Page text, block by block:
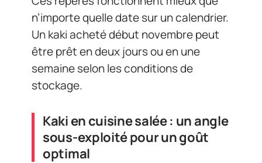
n’importe quelle date sur un calendrier.
Un kaki acheté début novembre peut
être prêt en deux jours ou en une
semaine selon les conditions de
stockage.
Kaki en cuisine salée : un angle
sous-exploité pour un goût
optimal